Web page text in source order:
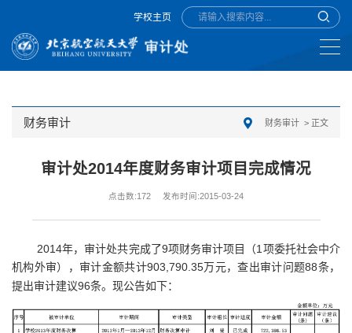
学校主页
财务审计 财务审计 > 正文
审计处2014年度财务审计项目完成情况
点击数:172 发布时间:2015-03-24
2014年，审计处共完成了9项财务审计项目（1 项委托社会中介
机构外审），审计金额共计903,790.35万元，查出审计问题88条，
提出审计建议96条。现公告如下：